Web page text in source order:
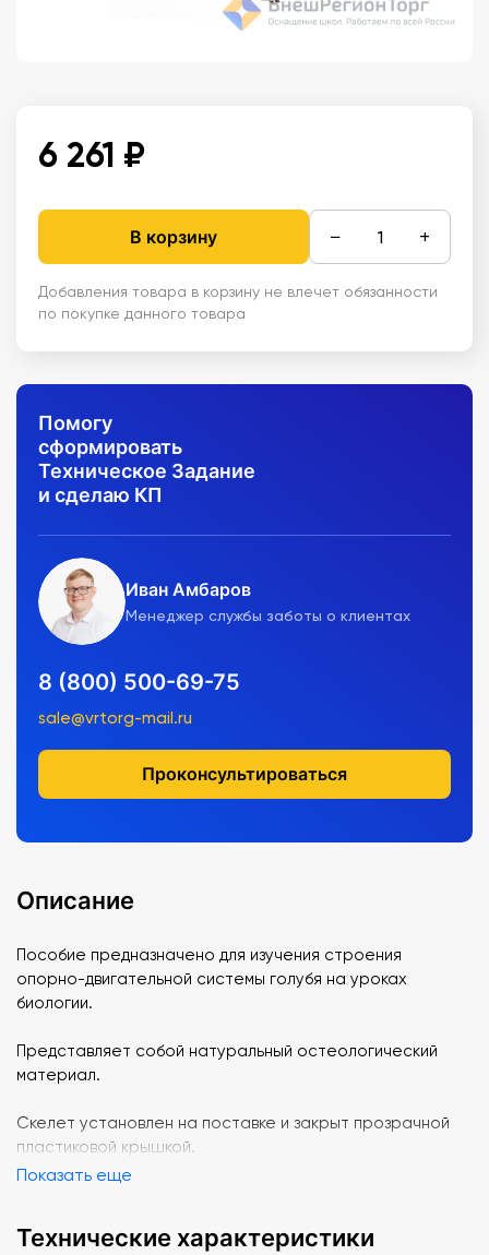
6 261 ₽
В корзину − +
Добавления товара в корзину не влечет обязанности
по покупке данного товара
Помогу
сформировать
Техническое Задание
и сделаю КП
Иван Амбаров
Менеджер службы заботы о клиентах
8 (800) 500-69-75
sale@vrtorg-mail.ru
Проконсультироваться
Описание
Пособие предназначено для изучения строения
опорно-двигательной системы голубя на уроках
биологии.
Представляет собой натуральный остеологический
материал.
Скелет установлен на поставке и закрыт прозрачной
пластиковой крышкой.
Показать еще
Технические характеристики